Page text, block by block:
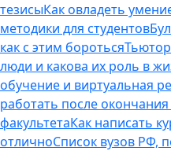
тезисыКак овладеть
методики для студентов
как с этим бороться
люди и какова их роль в
обучение и виртуальная
работать после
факультетаКак написать
отличноСписок вузов РФ,